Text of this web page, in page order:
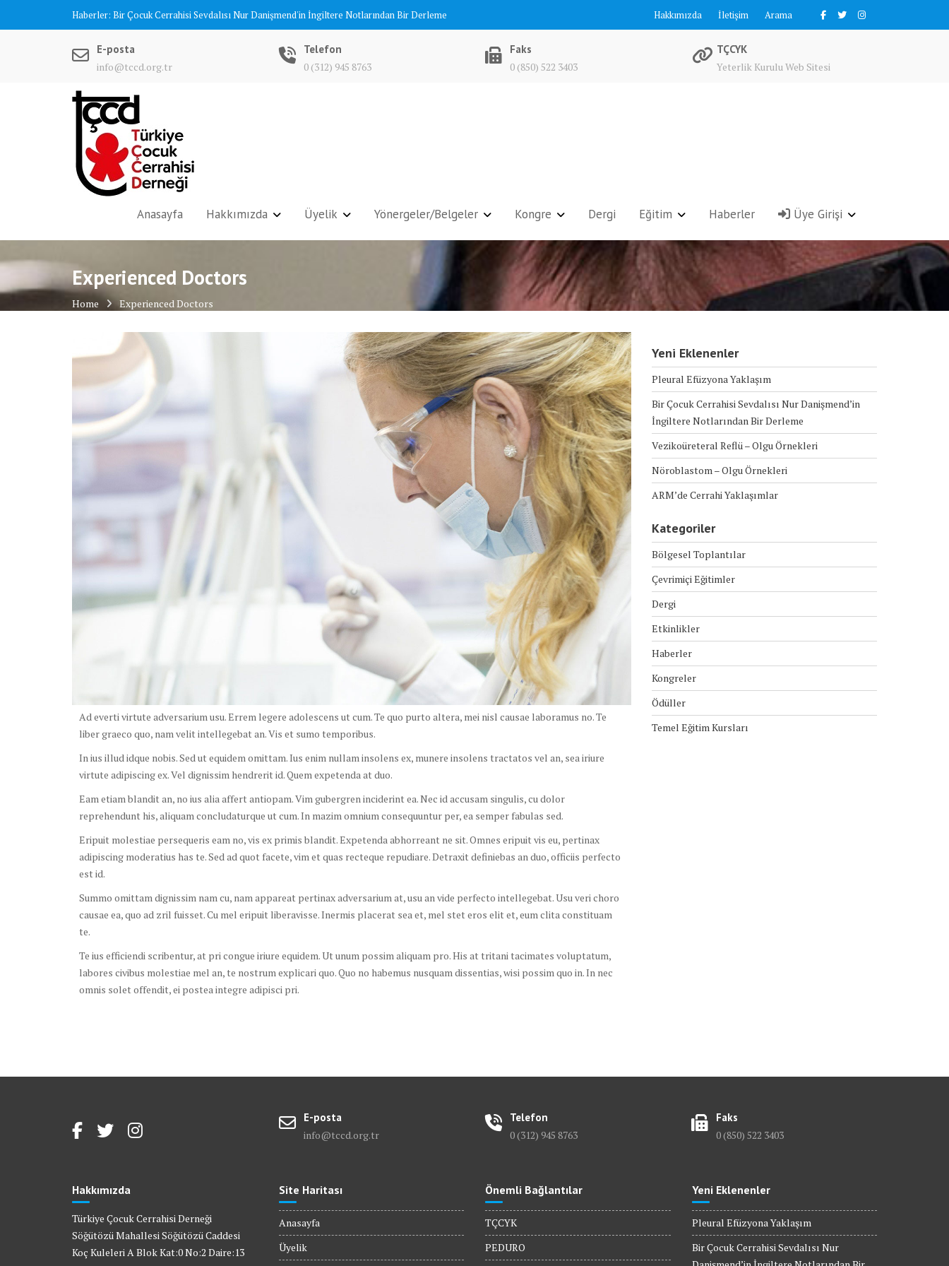
Haberler: Bir Çocuk Cerrahisi Sevdalısı Nur Danişmend'in İngiltere Notlarından Bir Derleme Hakkımızda İletişim Arama
E-posta
info@tccd.org.tr
Telefon
0 (312) 945 8763
Faks
0 (850) 522 3403
TÇCYK
Yeterlik Kurulu Web Sitesi
Anasayfa Hakkımızda Üyelik Yönergeler/Belgeler Kongre Dergi Eğitim Haberler Üye Girişi
Experienced Doctors
Home Experienced Doctors
Ad everti virtute adversarium usu. Errem legere adolescens ut cum. Te quo purto altera, mei nisl causae laboramus no. Te
liber graeco quo, nam velit intellegebat an. Vis et sumo temporibus.
In ius illud idque nobis. Sed ut equidem omittam. Ius enim nullam insolens ex, munere insolens tractatos vel an, sea iriure
virtute adipiscing ex. Vel dignissim hendrerit id. Quem expetenda at duo.
Eam etiam blandit an, no ius alia affert antiopam. Vim gubergren inciderint ea. Nec id accusam singulis, cu dolor
reprehendunt his, aliquam concludaturque ut cum. In mazim omnium consequuntur per, ea semper fabulas sed.
Eripuit molestiae persequeris eam no, vis ex primis blandit. Expetenda abhorreant ne sit. Omnes eripuit vis eu, pertinax
adipiscing moderatius has te. Sed ad quot facete, vim et quas recteque repudiare. Detraxit definiebas an duo, officiis perfecto
est id.
Summo omittam dignissim nam cu, nam appareat pertinax adversarium at, usu an vide perfecto intellegebat. Usu veri choro
causae ea, quo ad zril fuisset. Cu mel eripuit liberavisse. Inermis placerat sea et, mel stet eros elit et, eum clita constituam
te.
Te ius efficiendi scribentur, at pri congue iriure equidem. Ut unum possim aliquam pro. His at tritani tacimates voluptatum,
labores civibus molestiae mel an, te nostrum explicari quo. Quo no habemus nusquam dissentias, wisi possim quo in. In nec
omnis solet offendit, ei postea integre adipisci pri.
Yeni Eklenenler
Pleural Efüzyona Yaklaşım
Bir Çocuk Cerrahisi Sevdalısı Nur Danişmend’in
İngiltere Notlarından Bir Derleme
Vezikoüreteral Reflü – Olgu Örnekleri
Nöroblastom – Olgu Örnekleri
ARM’de Cerrahi Yaklaşımlar
Kategoriler
Bölgesel Toplantılar
Çevrimiçi Eğitimler
Dergi
Etkinlikler
Haberler
Kongreler
Ödüller
Temel Eğitim Kursları
E-posta
info@tccd.org.tr
Telefon
0 (312) 945 8763
Faks
0 (850) 522 3403
Hakkımızda
Türkiye Çocuk Cerrahisi Derneği
Söğütözü Mahallesi Söğütözü Caddesi
Koç Kuleleri A Blok Kat:0 No:2 Daire:13
Site Haritası
Anasayfa
Üyelik
Önemli Bağlantılar
TÇCYK
PEDURO
Yeni Eklenenler
Pleural Efüzyona Yaklaşım
Bir Çocuk Cerrahisi Sevdalısı Nur